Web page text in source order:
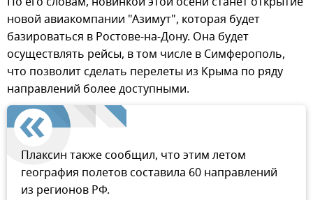
новой авиакомпании "Азимут", которая будет
базироваться в Ростове-на-Дону. Она будет
осуществлять рейсы, в том числе в Симферополь,
что позволит сделать перелеты из Крыма по ряду
направлений более доступными.
Плаксин также сообщил, что этим летом
география полетов составила 60 направлений
из регионов РФ.